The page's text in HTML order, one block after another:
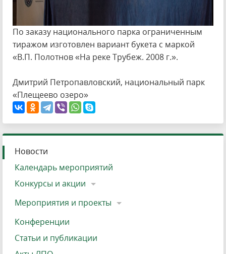
По заказу национального парка ограниченным
тиражом изготовлен вариант букета с маркой
«В.П. Полотнов «На реке Трубеж. 2008 г.».
Дмитрий Петропавловский, национальный парк
«Плещеево озеро»
Новости
Календарь мероприятий
Конкурсы и акции
Мероприятия и проекты
Конференции
Статьи и публикации